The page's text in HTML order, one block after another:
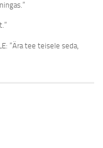
“Ära tee teisele seda,